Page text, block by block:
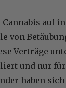
auf
von
Verträge
und nur
haben